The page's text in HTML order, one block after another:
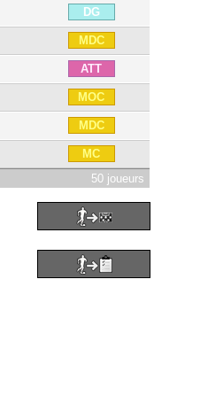
DG
MDC
ATT
MOC
MDC
MC
50 joueurs